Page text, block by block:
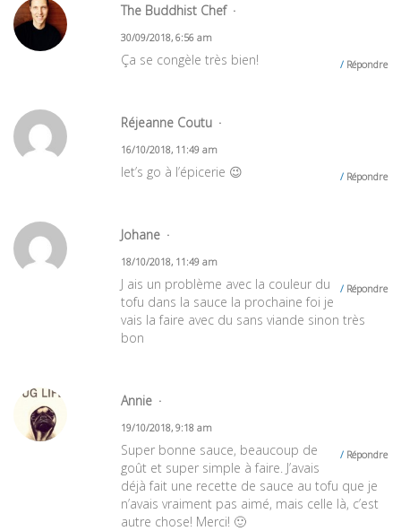
The Buddhist Chef
30/09/2018, 6:56 am
Répondre
Ça se congèle très bien!
Réjeanne Coutu
16/10/2018, 11:49 am
Répondre
let’s go à l’épicerie 😉
Johane
18/10/2018, 11:49 am
Répondre
J ais un problème avec la couleur du
tofu dans la sauce la prochaine foi je
vais la faire avec du sans viande sinon très
bon
Annie
19/10/2018, 9:18 am
Répondre
Super bonne sauce, beaucoup de
goût et super simple à faire. J’avais
déjà fait une recette de sauce au tofu que je
n’avais vraiment pas aimé, mais celle là, c’est
autre chose! Merci! 🙂